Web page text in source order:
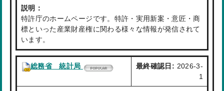
説明：
特許庁のホームページです。特許・実用新案・意匠・商
標といった産業財産権に関わる様々な情報が発信されて
います。
総務省 統計局 最終確認日: 2026-3-
1